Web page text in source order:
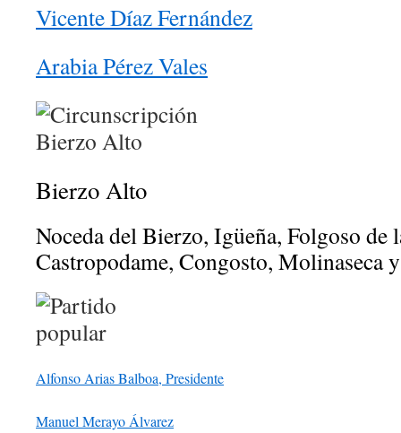
Vicente Díaz Fernández
Arabia Pérez Vales
Bierzo Alto
Noceda del Bierzo, Igüeña, Folgoso de
Castropodame, Congosto, Molinaseca
Alfonso Arias Balboa, Presidente
Manuel Merayo Álvarez